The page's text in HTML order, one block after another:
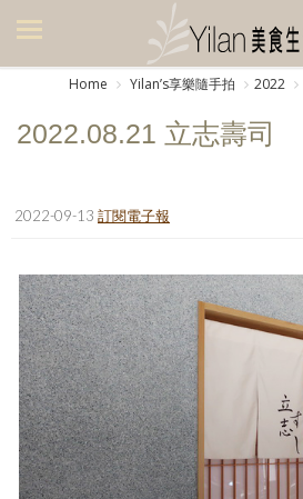
美食集
生活風
書房集
日記簿
餐桌週記
享樂隨手拍
Home Yilanʼs享樂隨手拍 2022
2022.08.21 立志壽司
2022-09-13 訂閱電子報